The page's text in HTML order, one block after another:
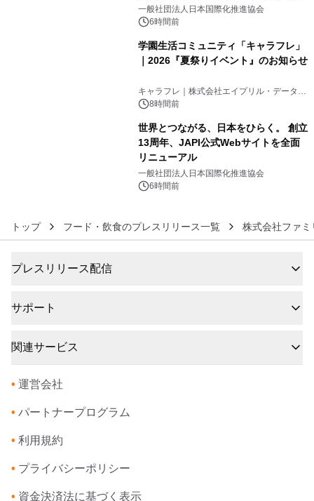
をリリース
一般社団法人日本国際化推進協会
6時間前
学園生活コミュニティ「キャラフレ」
｜2026『夏祭りイベント』のお知らせ
キャラフレ｜株式会社エイプリル・データ・
デザインズ
8時間前
世界とつながる、日本をひらく。 創立
13周年、JAPI公式Webサイトを全面
リニューアル
一般社団法人日本国際化推進協会
6時間前
トップ フード・飲食のプレスリリース一覧 株式会社ファミ
プレスリリース配信
サポート
関連サービス
• 運営会社
• パートナープログラム
• 利用規約
• プライバシーポリシー
• 資金決済法に基づく表示